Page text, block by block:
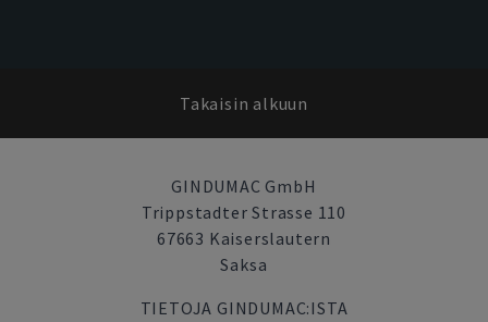
Takaisin alkuun
GINDUMAC GmbH
Trippstadter Strasse 110
67663 Kaiserslautern
Saksa
TIETOJA GINDUMAC:ISTA